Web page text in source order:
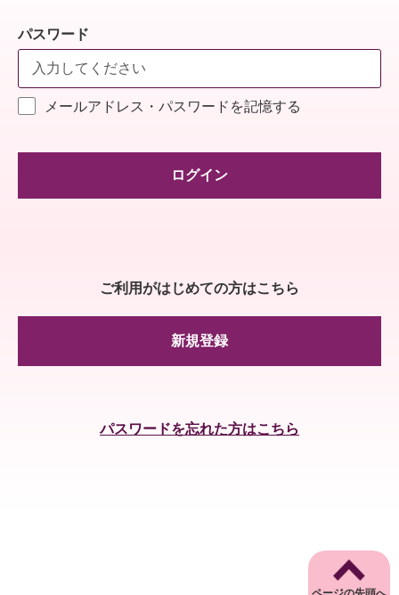
パスワード
メールアドレス・パスワードを記憶する
ログイン
ご利用がはじめての方はこちら
新規登録
パスワードを忘れた方はこちら